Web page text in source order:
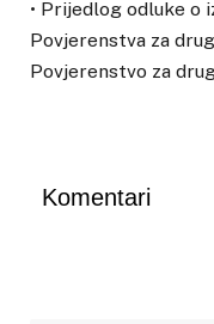
• Prijedlog odluke o
Povjerenstva za
Povjerenstvo za
Komentari